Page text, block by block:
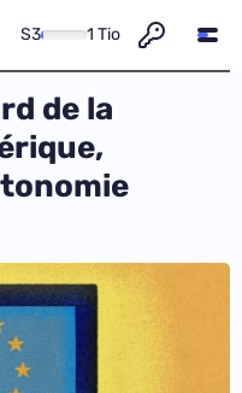
S3 1 Tio
de la